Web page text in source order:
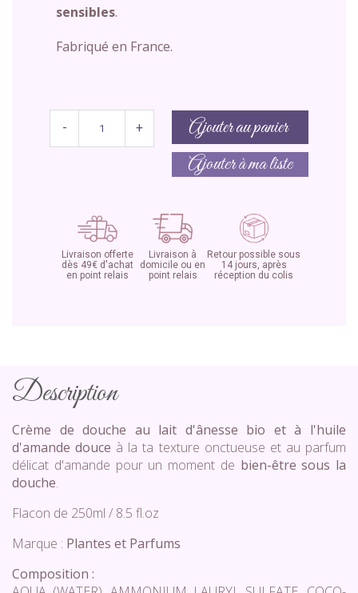
sensibles.
Fabriqué en France.
- + Ajouter au panier
Ajouter à ma liste
Livraison offerte
dès 49€ d'achat
en point relais
Livraison à
domicile ou en
point relais
Retour possible sous
14 jours, après
réception du colis
Description
Crème de douche au lait d'ânesse bio et à l'huile
d'amande douce à la ta texture onctueuse et au parfum
délicat d'amande pour un moment de bien-être sous la
douche.
Flacon de 250ml / 8.5 fl.oz
Marque : Plantes et Parfums
Composition :